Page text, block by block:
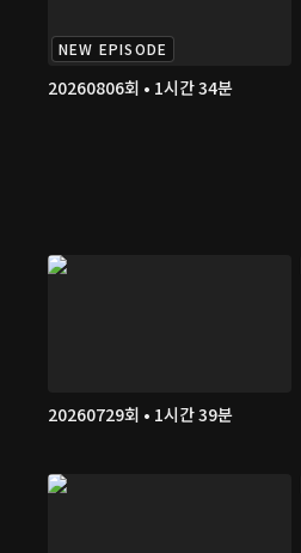
NEW EPISODE
20260806회 • 1시간 34분
20260729회 • 1시간 39분